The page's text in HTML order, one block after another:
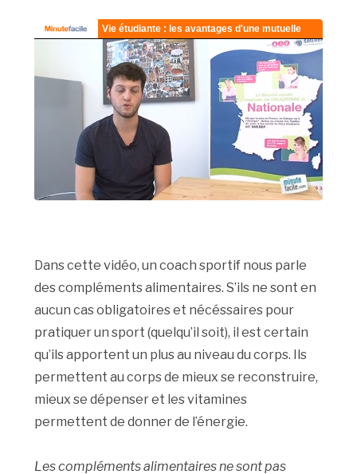
Dans cette vidéo, un coach sportif nous parle
des compléments alimentaires. S’ils ne sont en
aucun cas obligatoires et nécéssaires pour
pratiquer un sport (quelqu’il soit), il est certain
qu’ils apportent un plus au niveau du corps. Ils
permettent au corps de mieux se reconstruire,
mieux se dépenser et les vitamines
permettent de donner de l’énergie.
Les compléments alimentaires ne sont pas